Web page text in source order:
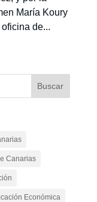
María Koury
de...
Canarias
Económica